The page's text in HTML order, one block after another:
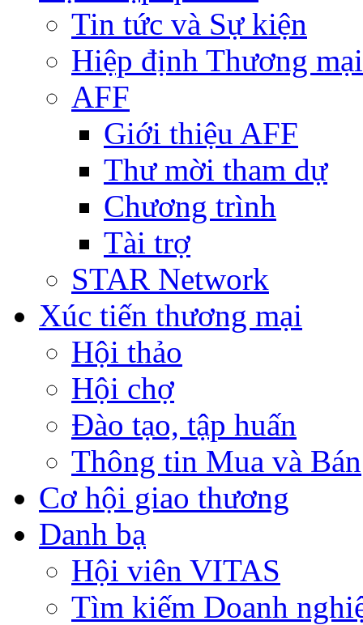
Tin tức và Sự kiện
Hiệp định Thương
AFF
Giới thiệu AFF
Thư mời tham dự
Chương trình
Tài trợ
STAR Network
Xúc tiến thương mại
Hội thảo
Hội chợ
Đào tạo, tập huấn
Thông tin Mua và Bán
Cơ hội giao thương
Danh bạ
Hội viên VITAS
Tìm kiếm Doanh